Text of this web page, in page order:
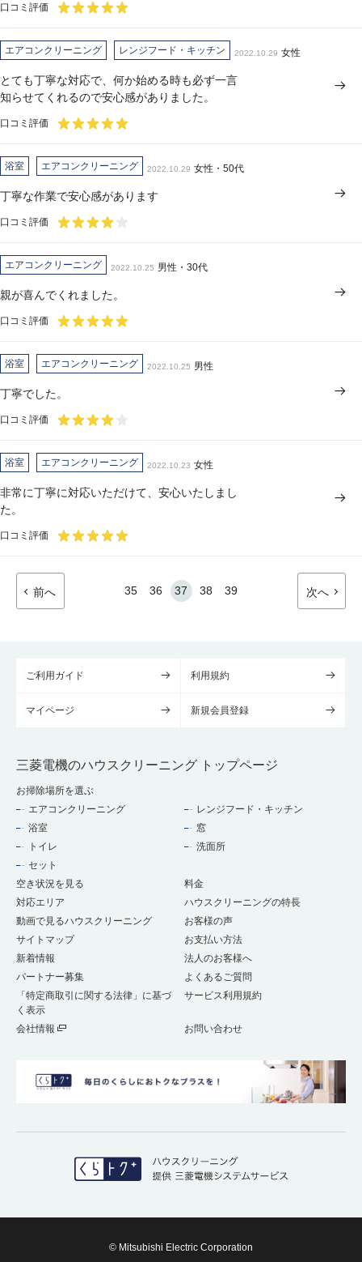
口コミ評価
エアコンクリーニング レンジフード・キッチン 2022.10.29 女性
とても丁寧な対応で、何か始める時も必ず一言
知らせてくれるので安心感がありました。
口コミ評価
浴室 エアコンクリーニング 2022.10.29 女性・50代
丁寧な作業で安心感があります
口コミ評価
エアコンクリーニング 2022.10.25 男性・30代
親が喜んでくれました。
口コミ評価
浴室 エアコンクリーニング 2022.10.25 男性
丁寧でした。
口コミ評価
浴室 エアコンクリーニング 2022.10.23 女性
非常に丁寧に対応いただけて、安心いたしまし
た。
口コミ評価
前へ 35 36 37 38 39 次へ
ご利用ガイド 利用規約
マイページ 新規会員登録
三菱電機のハウスクリーニング トップページ
お掃除場所を選ぶ
エアコンクリーニング
レンジフード・キッチン
浴室
窓
トイレ
洗面所
セット
空き状況を見る
料金
対応エリア
ハウスクリーニングの特長
動画で見るハウスクリーニング
お客様の声
サイトマップ
お支払い方法
新着情報
法人のお客様へ
パートナー募集
よくあるご質問
「特定商取引に関する法律」に基づ
く表示
サービス利用規約
会社情報 お問い合わせ
© Mitsubishi Electric Corporation